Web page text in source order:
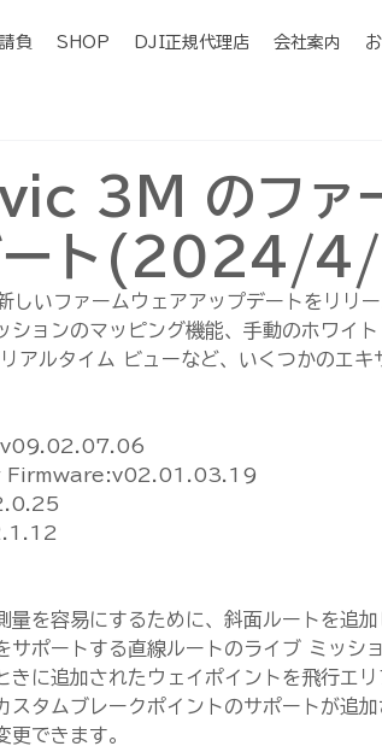
負 SHOP DJI正規代理店 会社案内
3M のファ
ート(2024/
いファームウェアアップデートをリリ
ションのマッピング機能、手動のホワイ
アルタイム ビューなど、いくつかのエキ
v09.02.07.06
量を容易にするために、斜面ルートを追加
サポートする直線ルートのライブ ミッシ
きに追加されたウェイポイントを飛行エ
スタムブレークポイントのサポートが追
更できます。